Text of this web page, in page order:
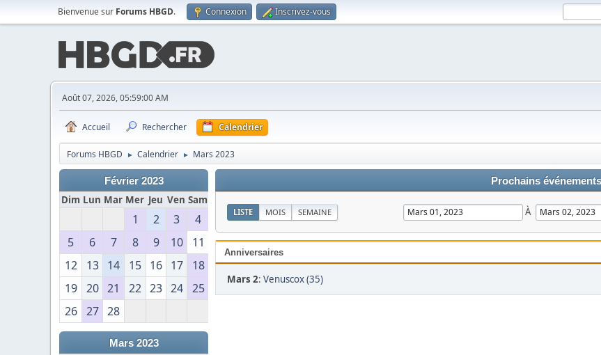
Bienvenue sur Forums HBGD. Connexion Inscrivez-vous
Août 07, 2026, 05:59:00 AM
Accueil Rechercher Calendrier
Forums HBGD ► Calendrier ► Mars 2023
Février 2023
Dim Lun Mar Mer Jeu Ven Sam
1 2 3
4
5
6 7 8 9 10
11
12
13 14 15 16 17
18
19
20 21 22 23 24
25
26
27 28
Mars 2023
Prochains événements
LISTE MOIS SEMAINE À
Anniversaires
Mars 2: Venuscox (35)